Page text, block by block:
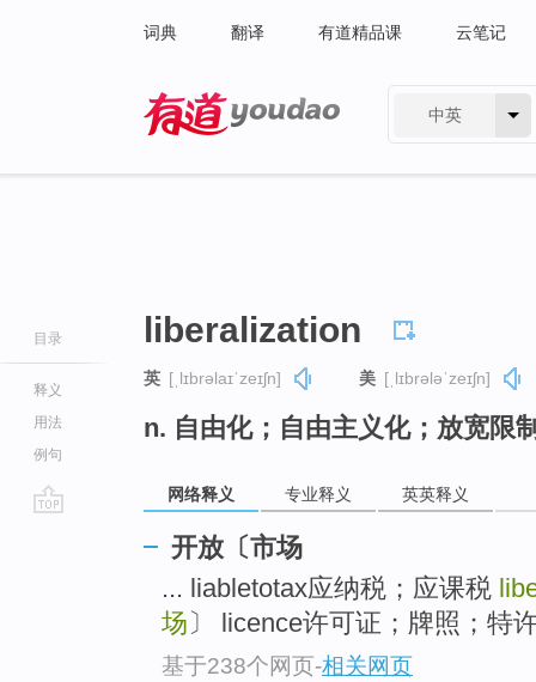
词典 翻译 有道精品课 云笔记
中英
目录
释义
用法
例句
liberalization
英 [ˌlɪbrəlaɪˈzeɪʃn] 美 [ˌlɪbrələˈzeɪʃn]
n. 自由化；自由主义化；放宽限
网络释义 专业释义 英英释义
开放〔市场
... liabletotax应纳税；应课税
场 〕 licence许可证；牌照；特
基于238个网页-相关网页